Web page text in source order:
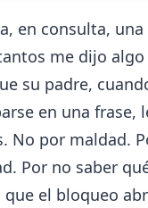
en consulta,
me dijo
su padre,
en una frase,
No por maldad.
Por no saber
que el bloqueo